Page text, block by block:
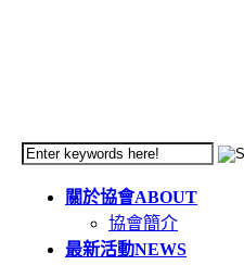
關於協會ABOUT
協會簡介
最新活動NEWS